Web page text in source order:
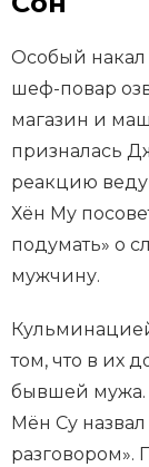
Особый накал
шеф-повар
магазин и
призналась
реакцию
Хён Му
подумать» о
мужчину.
том, что в их
бывшей
Мён Су